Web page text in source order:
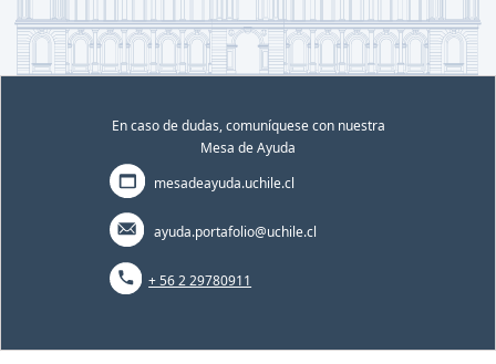
En caso de dudas, comuníquese con nuestra
Mesa de Ayuda
mesadeayuda.uchile.cl
ayuda.portafolio@uchile.cl
+ 56 2 29780911